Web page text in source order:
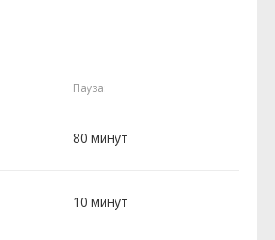
Пауза:
80 минут
10 минут